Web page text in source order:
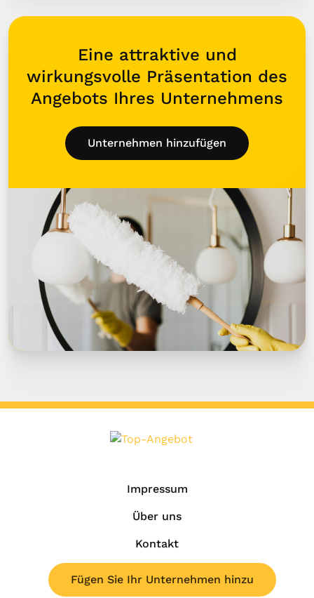
Eine attraktive und
wirkungsvolle Präsentation des
Angebots Ihres Unternehmens
Unternehmen hinzufügen
Impressum
Über uns
Kontakt
Fügen Sie Ihr Unternehmen hinzu